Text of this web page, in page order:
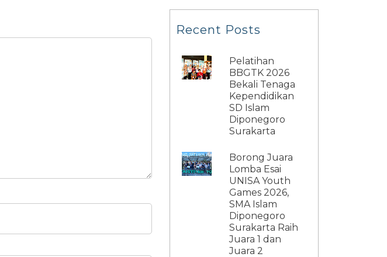
Recent Posts
Pelatihan
BBGTK 2026
Bekali Tenaga
Kependidikan
SD Islam
Diponegoro
Surakarta
Borong Juara
Lomba Esai
UNISA Youth
Games 2026,
SMA Islam
Diponegoro
Surakarta Raih
Juara 1 dan
Juara 2